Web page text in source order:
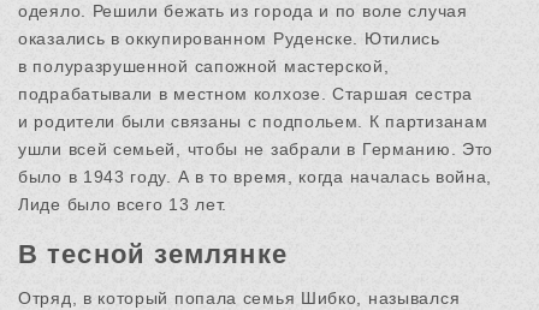
одеяло. Решили бежать из города и по воле случая
оказались в оккупированном Руденске. Ютились
в полуразрушенной сапожной мастерской,
подрабатывали в местном колхозе. Старшая сестра
и родители были связаны с подпольем. К партизанам
ушли всей семьей, чтобы не забрали в Германию. Это
было в 1943 году. А в то время, когда началась война,
Лиде было всего 13 лет.
В тесной землянке
Отряд, в который попала семья Шибко, назывался